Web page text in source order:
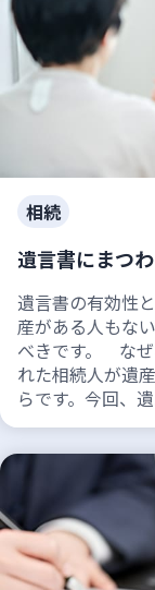
相続
遺言書にまつ
遺言書の有効性
産がある人もな
べきです。 なぜ
れた相続人が遺
らです。今回、